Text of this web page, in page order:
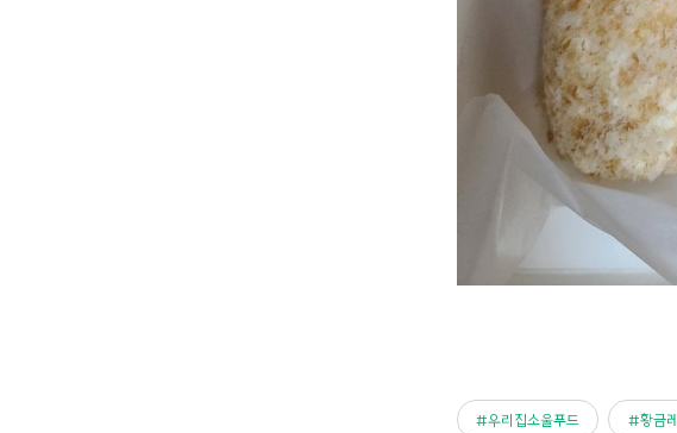
우리집소울푸드 황금